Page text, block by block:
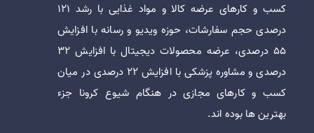
کسب و کارهای عرضه کالا و مواد غذایی با رشد 121
درصدی حجم سفارشات، حوزه ویدیو و رسانه با افزایش
55 درصدی، عرضه محصولات دیجیتال با افزایش 32
درصدی و مشاوره پزشکی با افزایش 22 درصدی در میان
کسب و کارهای مجازی در هنگام شیوع کرونا جزء
بهترین ها بوده اند.